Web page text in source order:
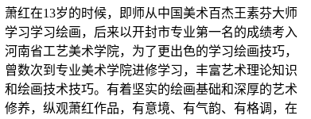
萧红在13岁的时候，即师从中国美术百杰王素芬大师
学习学习绘画，后来以开封市专业第一名的成绩考入
河南省工艺美术学院，为了更出色的学习绘画技巧，
曾数次到专业美术学院进修学习，丰富艺术理论知识
和绘画技术技巧。有着坚实的绘画基础和深厚的艺术
修养，纵观萧红作品，有意境、有气韵、有格调，在